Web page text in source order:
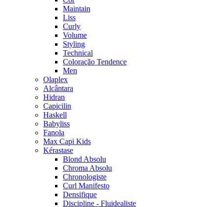
Maintain
Liss
Curly
Volume
Styling
Technical
Coloração Tendence
Men
Olaplex
Alcântara
Hidran
Capicilin
Haskell
Babyliss
Fanola
Max Capi Kids
Kérastase
Blond Absolu
Chroma Absolu
Chronologiste
Curl Manifesto
Densifique
Discipline - Fluidealiste